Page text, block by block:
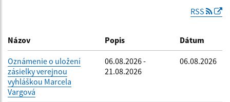
Filtrovať
RSS
Názov Popis Dátum
Oznámenie o uložení
zásielky verejnou
vyhláškou Marcela
Vargová
06.08.2026 -
21.08.2026
06.08.2026